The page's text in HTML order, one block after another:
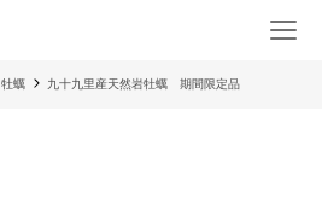
牡蠣 九十九里産天然岩牡蠣 期間限定品